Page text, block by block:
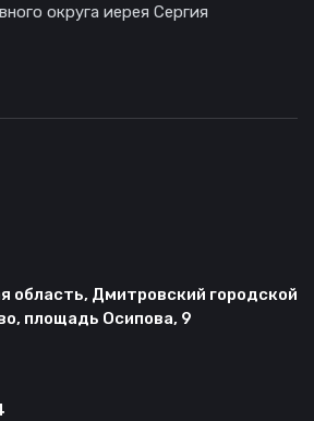
округа иерея Сергия
область, Дмитровский городской
площадь Осипова, 9